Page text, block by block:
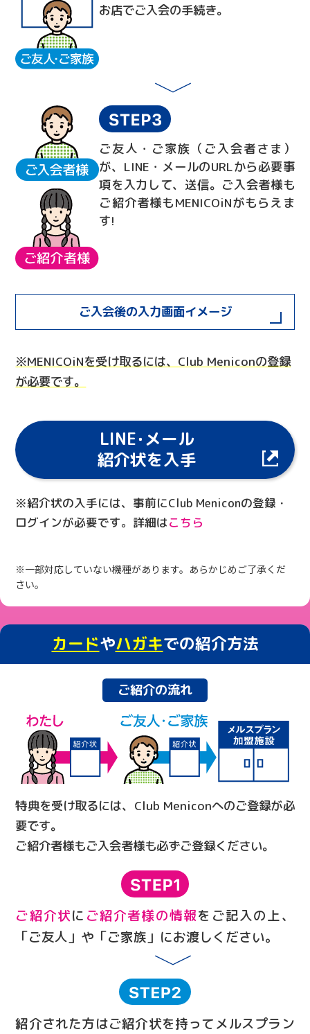
お店でご入会の手続き。
ご友人・ご家族（ご入会者さま）
が、LINE・メールのURLから必要事
項を入力して、送信。ご入会者様も
ご紹介者様もMENICOiNがもらえま
す!
ご入会後の入力画面イメージ
※MENICOiNを受け取るには、Club Meniconの登録
が必要です。
LINE･メール
紹介状を入手
※紹介状の入手には、事前にClub Meniconの登録・
ログインが必要です。詳細はこちら
※一部対応していない機種があります。あらかじめご了承くだ
さい。
カードやハガキでの紹介方法
ご紹介の流れ
特典を受け取るには、Club Meniconへのご登録が必
要です。
ご紹介者様もご入会者様も必ずご登録ください。
ご紹介状に ご紹介者様の情報をご記入の上、
「ご友人」や「ご家族」にお渡しください。
紹介された方はご紹介状を持ってメルスプラン